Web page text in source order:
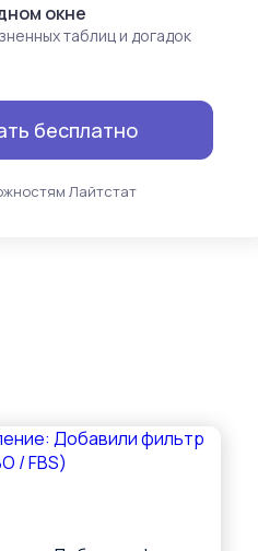
окне
таблиц и догадок
бесплатно
Лайтстат